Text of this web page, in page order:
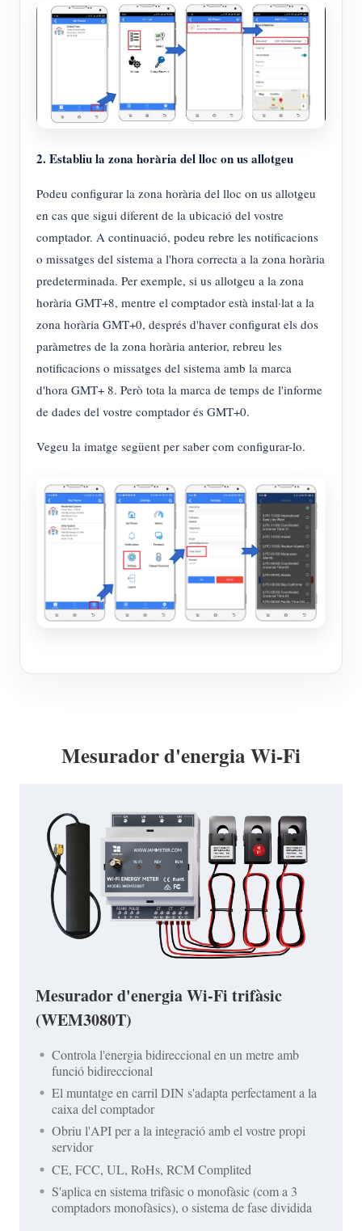
Domòtica
Monitorització energètica de fàbrica
Document
Vídeo tutorial
Preguntes freqüents
Notícies
Desenvolupador
Explora
Contacte
2. Establiu la zona horària del lloc on us allotgeu
Podeu configurar la zona horària del lloc on us allotgeu
en cas que sigui diferent de la ubicació del vostre
comptador. A continuació, podeu rebre les notificacions
o missatges del sistema a l'hora correcta a la zona horària
predeterminada. Per exemple, si us allotgeu a la zona
horària GMT+8, mentre el comptador està instal·lat a la
zona horària GMT+0, després d'haver configurat els dos
paràmetres de la zona horària anterior, rebreu les
notificacions o missatges del sistema amb la marca
d'hora GMT+ 8. Però tota la marca de temps de l'informe
de dades del vostre comptador és GMT+0.
Vegeu la imatge següent per saber com configurar-lo.
Mesurador d'energia Wi-Fi
Mesurador d'energia Wi-Fi trifàsic
(WEM3080T)
Controla l'energia bidireccional en un metre amb
funció bidireccional
El muntatge en carril DIN s'adapta perfectament a la
caixa del comptador
Obriu l'API per a la integració amb el vostre propi
servidor
CE, FCC, UL, RoHs, RCM Complited
S'aplica en sistema trifàsic o monofàsic (com a 3
comptadors monofàsics), o sistema de fase dividida